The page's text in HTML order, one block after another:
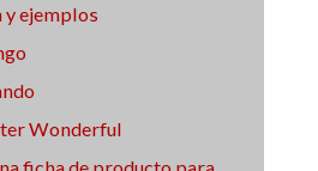
ejemplos
Wonderful